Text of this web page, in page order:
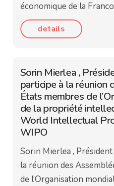
économique de la
details
Sorin Mierlea ,
participe à la réunion
États membres de
de la propriété
World Intellectual
WIPO
Sorin Mierlea , Président
la réunion des
de l’Organisation